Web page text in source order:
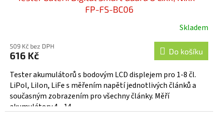
FP-FS-BC06
Skladem
509 Kč bez DPH
616 Kč Do košíku
Tester akumulátorů s bodovým LCD displejem pro 1-8 čl.
LiPol, LiIon, LiFe s měřením napětí jednotlivých článků a
současným zobrazením pro všechny články. Měří
akumulátory 4 - 14...